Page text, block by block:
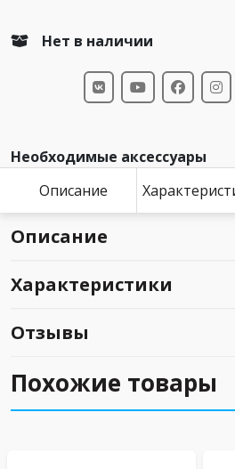
Нет в наличии
Необходимые аксессуары
Описание
Описание
Характеристики
Отзывы
Похожие товары